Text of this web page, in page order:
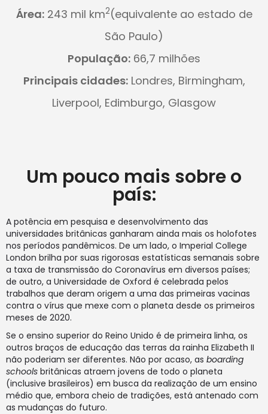
Área:243 mil km2(equivalente ao estado de
São Paulo)
População: 66,7 milhões
Principais cidades:Londres, Birmingham,
Liverpool, Edimburgo, Glasgow
Um pouco mais sobre o
país:
A potência em pesquisa e desenvolvimento das
universidades britânicas ganharam ainda mais os holofotes
nos períodos pandêmicos. De um lado, o Imperial College
London brilha por suas rigorosas estatísticas semanais sobre
a taxa de transmissão do Coronavírus em diversos países;
de outro, a Universidade de Oxford é celebrada pelos
trabalhos que deram origem a uma das primeiras vacinas
contra o vírus que mexe com o planeta desde os primeiros
meses de 2020.
Se o ensino superior do Reino Unido é de primeira linha, os
outros braços de educação das terras da rainha Elizabeth II
não poderiam ser diferentes. Não por acaso, as boarding
schools britânicas atraem jovens de todo o planeta
(inclusive brasileiros) em busca da realização de um ensino
médio que, embora cheio de tradições, está antenado com
as mudanças do futuro.